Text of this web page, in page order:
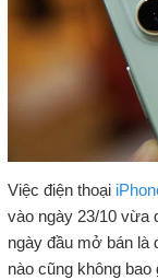
Việc điện thoại
vào ngày 23/10 vừa
ngày đầu mở bán là
nào cũng không